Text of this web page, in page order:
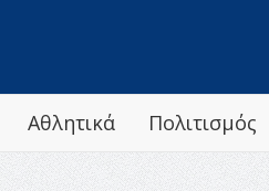
Αθλητικά Πολιτισμός